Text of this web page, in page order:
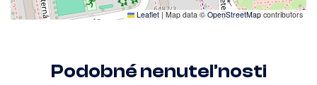
Leaflet | Map data ©OpenStreetMap contributors
Podobné nenuteľnosti